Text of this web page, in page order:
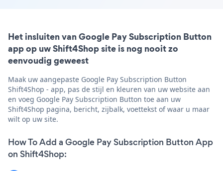
Het insluiten van Google Pay Subscription Button
app op uw Shift4Shop site is nog nooit zo
eenvoudig geweest
Maak uw aangepaste Google Pay Subscription Button
Shift4Shop - app, pas de stijl en kleuren van uw website aan
en voeg Google Pay Subscription Button toe aan uw
Shift4Shop pagina, bericht, zijbalk, voettekst of waar u maar
wilt op uw site.
How To Add a Google Pay Subscription Button App
on Shift4Shop: